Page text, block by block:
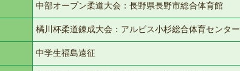
中部オープン柔道大会：長野県長野市総合体育館
橘川杯柔道錬成大会：アルビス小杉総合体育センター
中学生福島遠征